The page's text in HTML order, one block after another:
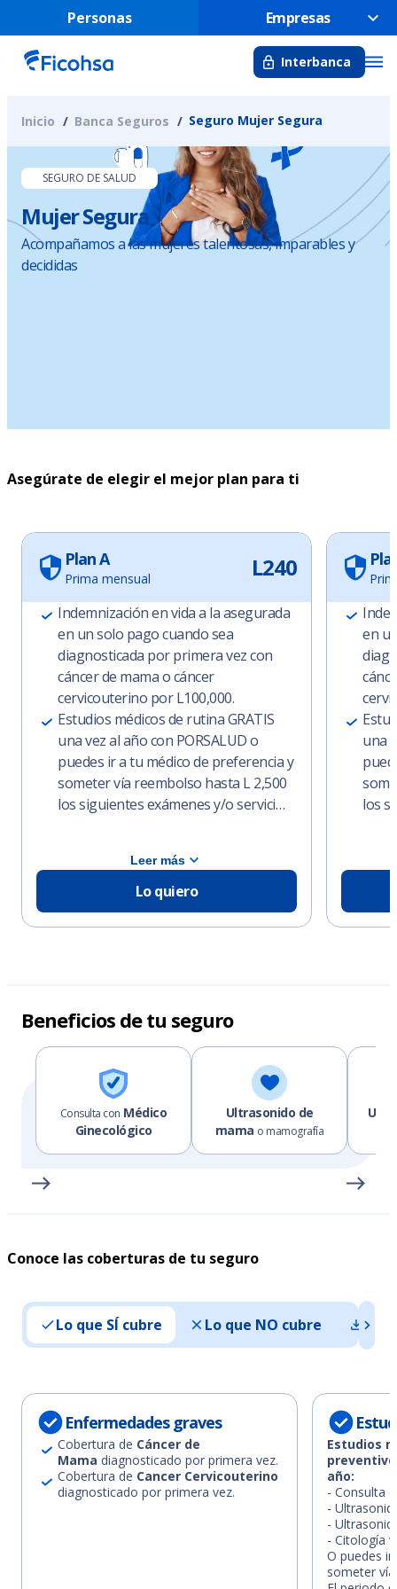
Personas Empresas
Interbanca
Inicio Banca Seguros Seguro Mujer Segura
SEGURO DE SALUD
Mujer Segura
Acompañamos a las mujeres talentosas, imparables y
decididas
Asegúrate de elegir el mejor plan para ti
Plan A
Prima mensual L240
Indemnización en vida a la asegurada
en un solo pago cuando sea
diagnosticada por primera vez con
cáncer de mama o cáncer
cervicouterino por L100,000.
Estudios médicos de rutina GRATIS
una vez al año con PORSALUD o
puedes ir a tu médico de preferencia y
someter vía reembolso hasta L 2,500
los siguientes exámenes y/o servici…
Leer más
Lo quiero
en
una
los
Beneficios de tu seguro
Consulta con Médico
Ginecológico
Ultrasonido de
mama o mamografía
Conoce las coberturas de tu seguro
Lo que SÍ cubre Lo que NO cubre
Enfermedades graves
Cobertura de Cáncer de
Mama diagnosticado por primera vez.
Cobertura de Cancer Cervicouterino
diagnosticado por primera vez.
Estudios
año:
- Consulta
-
-
- Citología
O puedes
someter